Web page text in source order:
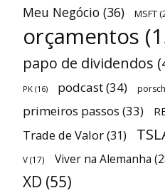
Meu Negócio (36) MSFT
orçamentos
papo de dividendos
PK (16) podcast(34)
primeiros passos (33)
Trade de Valor(31)
V(17) Viver na Alemanha
XD (55)